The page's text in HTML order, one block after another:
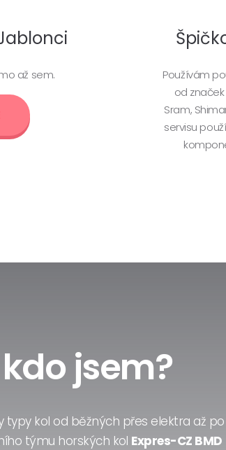
až sem.
Používám
od značek
Sram,
servisu
jsem?
typy kol od běžných přes elektra až po
týmu horských kol Expres-CZ BMD